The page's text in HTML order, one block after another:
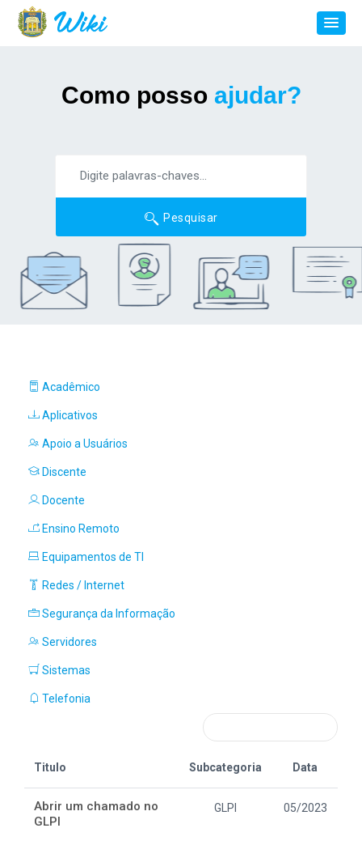
Como posso ajudar?
Pesquisar
Acadêmico
Aplicativos
Apoio a Usuários
Discente
Docente
Ensino Remoto
Equipamentos de TI
Redes / Internet
Segurança da Informação
Servidores
Sistemas
Telefonia
Titulo Subcategoria Data
Abrir um chamado no
GLPI
GLPI 05/2023